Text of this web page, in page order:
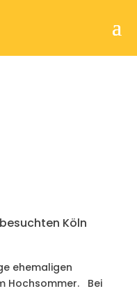
Köln
ehemaligen
Hochsommer. Bei